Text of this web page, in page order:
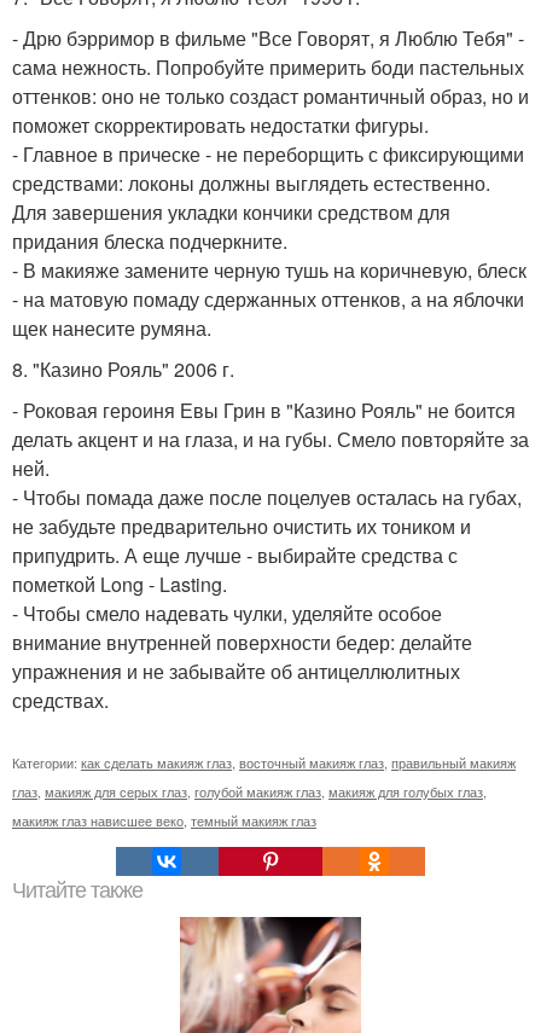
- Дрю бэрримор в фильме "Все Говорят, я Люблю Тебя" -
сама нежность. Попробуйте примерить боди пастельных
оттенков: оно не только создаст романтичный образ, но и
поможет скорректировать недостатки фигуры.
- Главное в прическе - не переборщить с фиксирующими
средствами: локоны должны выглядеть естественно.
Для завершения укладки кончики средством для
придания блеска подчеркните.
- В макияже замените черную тушь на коричневую, блеск
- на матовую помаду сдержанных оттенков, а на яблочки
щек нанесите румяна.
8. "Казино Рояль" 2006 г.
- Роковая героиня Евы Грин в "Казино Рояль" не боится
делать акцент и на глаза, и на губы. Смело повторяйте за
ней.
- Чтобы помада даже после поцелуев осталась на губах,
не забудьте предварительно очистить их тоником и
припудрить. А еще лучше - выбирайте средства с
пометкой Long - Lasting.
- Чтобы смело надевать чулки, уделяйте особое
внимание внутренней поверхности бедер: делайте
упражнения и не забывайте об антицеллюлитных
средствах.
Категории: как сделать макияж глаз восточный макияж глаз правильный макияж
глаз макияж для серых глаз голубой макияж глаз макияж для голубых глаз
макияж глаз нависшее веко темный макияж глаз
Читайте также